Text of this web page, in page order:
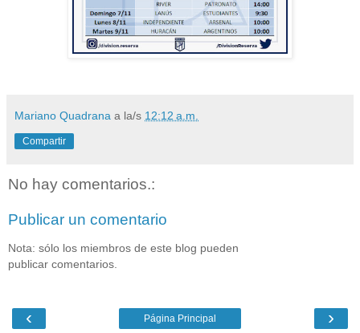
Mariano Quadrana a la/s 12:12 a.m.
Compartir
No hay comentarios.:
Publicar un comentario
Nota: sólo los miembros de este blog pueden
publicar comentarios.
‹ ›
Página Principal